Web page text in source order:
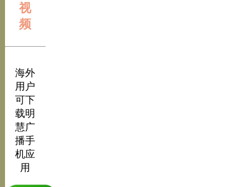
视
频
海外
用户
可下
载明
慧广
播手
机应
用